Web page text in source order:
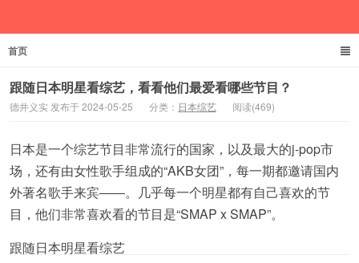
首页
跟随日本明星看综艺，看看他们最爱看哪些节目？
德井义实 发布于 2024-05-25 分类： 日本综艺 阅读(469)
日本是一个综艺节目非常流行的国家，以及最大的j-pop市
场，还有由女性歌手组成的“AKB女团”，每一期都邀请国内
外著名歌手来宾――。几乎每一个明星都有自己喜欢的节
目，他们非常喜欢看的节目是“SMAP x SMAP”。
跟随日本明星看综艺